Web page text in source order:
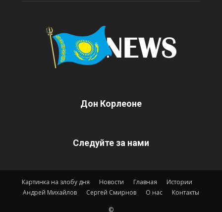
Дон Корлеоне
Следуйте за нами
Картинка на злобу дня Новости Главная
Истории
Андрей Михайлов
Сергей Смирнов О нас Контакты
©